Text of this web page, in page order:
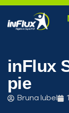
inFlux
pie
Bruna Iubel